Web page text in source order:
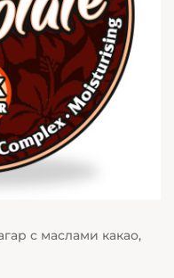
с маслами какао,